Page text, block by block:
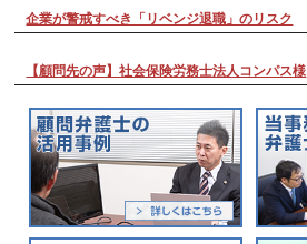
企業が警戒すべき「リベンジ退職」のリスク
【顧問先の声】社会保険労務士法人コンパス様